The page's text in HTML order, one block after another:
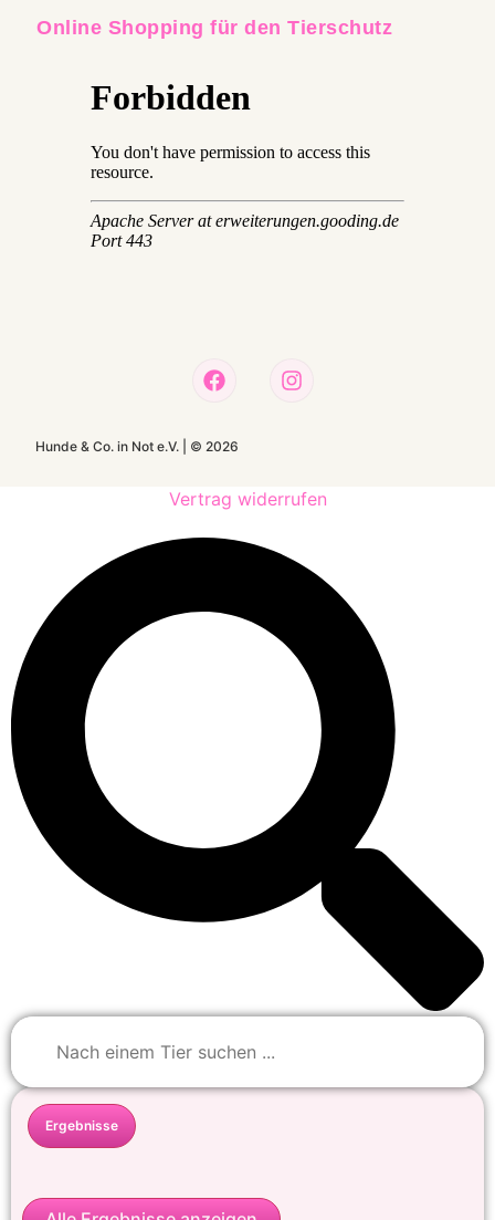
Online Shopping für den Tierschutz
Hunde & Co. in Not e.V. | ©2026
Vertrag widerrufen
Ergebnisse